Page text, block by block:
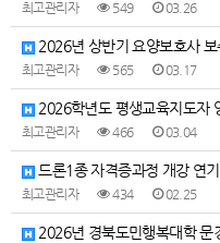
최고관리자 549 03.26
2026년 상반기 요양보호사
최고관리자 565 03.17
2026학년도 평생교육지도자
최고관리자 466 03.04
드론1종 자격증과정 개강 연
최고관리자 434 02.25
2026년 경북도민행복대학 문